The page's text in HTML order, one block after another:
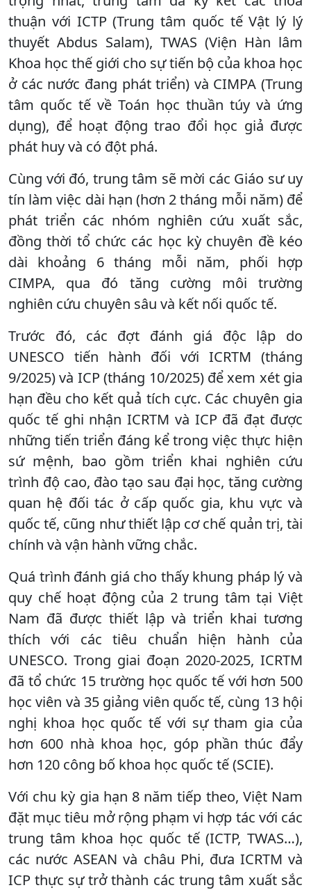
thuận với ICTP (Trung tâm quốc tế Vật lý lý
thuyết Abdus Salam), TWAS (Viện Hàn lâm
Khoa học thế giới cho sự tiến bộ của khoa học
ở các nước đang phát triển) và CIMPA (Trung
tâm quốc tế về Toán học thuần túy và ứng
dụng), để hoạt động trao đổi học giả được
phát huy và có đột phá.
Cùng với đó, trung tâm sẽ mời các Giáo sư uy
tín làm việc dài hạn (hơn 2 tháng mỗi năm) để
phát triển các nhóm nghiên cứu xuất sắc,
đồng thời tổ chức các học kỳ chuyên đề kéo
dài khoảng 6 tháng mỗi năm, phối hợp
CIMPA, qua đó tăng cường môi trường
nghiên cứu chuyên sâu và kết nối quốc tế.
Trước đó, các đợt đánh giá độc lập do
UNESCO tiến hành đối với ICRTM (tháng
9/2025) và ICP (tháng 10/2025) để xem xét gia
hạn đều cho kết quả tích cực. Các chuyên gia
quốc tế ghi nhận ICRTM và ICP đã đạt được
những tiến triển đáng kể trong việc thực hiện
sứ mệnh, bao gồm triển khai nghiên cứu
trình độ cao, đào tạo sau đại học, tăng cường
quan hệ đối tác ở cấp quốc gia, khu vực và
quốc tế, cũng như thiết lập cơ chế quản trị, tài
chính và vận hành vững chắc.
Quá trình đánh giá cho thấy khung pháp lý và
quy chế hoạt động của 2 trung tâm tại Việt
Nam đã được thiết lập và triển khai tương
thích với các tiêu chuẩn hiện hành của
UNESCO. Trong giai đoạn 2020-2025, ICRTM
đã tổ chức 15 trường học quốc tế với hơn 500
học viên và 35 giảng viên quốc tế, cùng 13 hội
nghị khoa học quốc tế với sự tham gia của
hơn 600 nhà khoa học, góp phần thúc đẩy
hơn 120 công bố khoa học quốc tế (SCIE).
Với chu kỳ gia hạn 8 năm tiếp theo, Việt Nam
đặt mục tiêu mở rộng phạm vi hợp tác với các
trung tâm khoa học quốc tế (ICTP, TWAS…),
các nước ASEAN và châu Phi, đưa ICRTM và
ICP thực sự trở thành các trung tâm xuất sắc